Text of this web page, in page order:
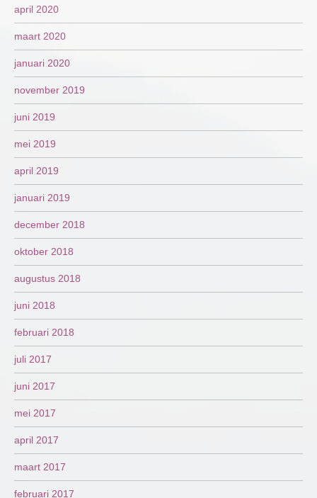
april 2020
maart 2020
januari 2020
november 2019
juni 2019
mei 2019
april 2019
januari 2019
december 2018
oktober 2018
augustus 2018
juni 2018
februari 2018
juli 2017
juni 2017
mei 2017
april 2017
maart 2017
februari 2017